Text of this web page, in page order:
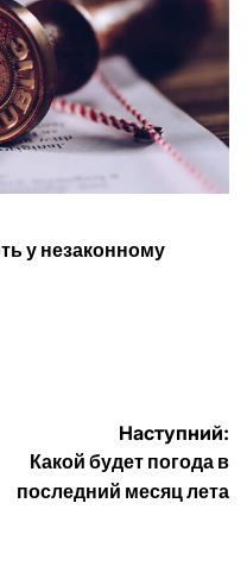
у незаконному
Наступний:
Какой будет погода в
последний месяц лета